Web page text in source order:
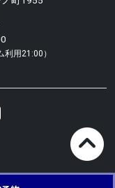
利用21:00）